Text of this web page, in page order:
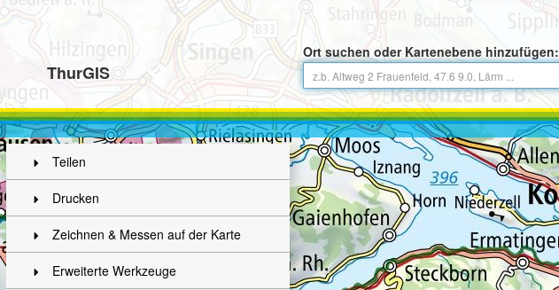
ThurGIS
Ort suchen oder Kartenebene hinzufügen:
Teilen
Drucken
Zeichnen & Messen auf der Karte
Erweiterte Werkzeuge